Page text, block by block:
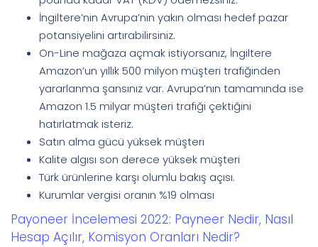
İngiltere’nin Avrupa’nin yakın olması hedef pazar
potansiyelini artırabilirsiniz.
On-Line mağaza açmak istiyorsanız, İngiltere
Amazon’un yıllık 500 milyon müşteri trafiğinden
yararlanma şansınız var. Avrupa’nın tamamında ise
Amazon 1.5 milyar müşteri trafiği çektiğini
hatırlatmak isteriz.
Satın alma gücü yüksek müşteri
Kalite algısı son derece yüksek müşteri
Türk ürünlerine karşı olumlu bakış açısı.
Kurumlar vergisi oranın %19 olması
Payoneer İncelemesi 2022: Payneer Nedir, Nasıl
Hesap Açılır, Komisyon Oranları Nedir?